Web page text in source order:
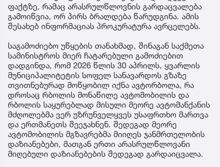
ფაქტზე, რამაც არასრულწლოვნის გარდაცვალება
გამოიწვია, ორ პირს ბრალდება წარუდგინა. ამის
შესახებ ინფორმაციას პროკურატურა ავრცელებს.
საგამოძიებო უწყების თანახმად, შინაგან საქმეთა
სამინისტროს მიერ ჩატარებული გამოძიებით
დადგინდა, რომ 2026 წლის 30 აპრილს, ყვარლის
მუნიციპალიტეტის სოფელ სანავარდოს გზაზე
თვითნებურად მოწყობილ იქნა ავტორბოლა, რა
დროსაც რბოლის მონაწილე ავტომობილის და
რბოლის საყურებლად მისული მეორე ავტომანქანის
მძღოლებმა ვერ უზრუნველყვეს უსაფრთხო მართვა
და ერთმანეთს შეეჯახნენ. შედეგად მეორე
ავტომობილის მგზავრებმა მიიღეს ჯანმრთელობის
დაზიანებები, მათგან ერთი არასრულწლოვანი
მიღებული დაზიანებების შედეგად გარდაიცვალა.